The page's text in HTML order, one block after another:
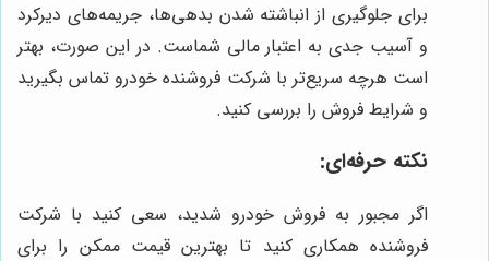
برای جلوگیری از انباشته شدن بدهی‌ها، جریمه‌های دیرکرد
و آسیب جدی به اعتبار مالی شماست. در این صورت، بهتر
است هرچه سریع‌تر با شرکت فروشنده خودرو تماس بگیرید
و شرایط فروش را بررسی کنید.
نکته حرفه‌ای:
اگر مجبور به فروش خودرو شدید، سعی کنید با شرکت
فروشنده همکاری کنید تا بهترین قیمت ممکن را برای